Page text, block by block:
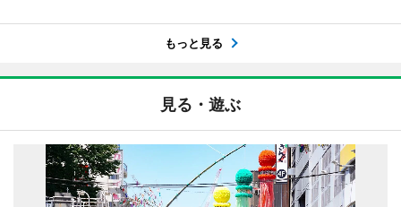
もっと見る
見る・遊ぶ